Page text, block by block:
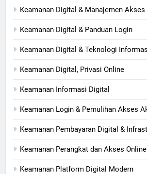
Keamanan Digital & Manajemen Akses
Keamanan Digital & Panduan Login
Keamanan Digital & Teknologi
Keamanan Digital, Privasi Online
Keamanan Informasi Digital
Keamanan Login & Pemulihan Akses
Keamanan Pembayaran Digital &
Keamanan Perangkat dan Akses Online
Keamanan Platform Digital Modern